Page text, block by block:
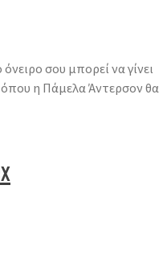
σου μπορεί να γίνει
η Πάμελα Άντερσον θα